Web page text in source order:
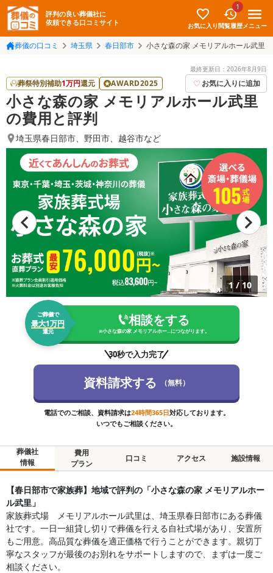
評判の良い葬儀社に
依頼できる口コミサイト
お気に入り
1
閲覧履歴メニュー
葬儀の口コミ 埼玉県 春日部市 小さな森の家 メモリアルホール武里
最終更新日： 2026年8月9日
葬祭特別補助1万円還元 AWARD2025 お気に入りに追加
小さな森の家 メモリアルホール武里
の費用と評判
埼玉県春日部市、 野田市、 越谷市など
1/10
ご葬儀で
最大1万円
還元
相談をする
※小さな森の家 メモリアルホー...につながります。
30秒で入力完了
資料請求する （無料）
電話でのご相談、資料請求は24時間365日対応しております。
いつでもご相談ください。
葬儀社
情報
費用
プラン
口コミ アクセス 施設情報
【春日部市で家族葬】地域で評判の「小さな森の家 メモリアルホー
ル武里」
家族葬式場 メモリアルホール武里は、埼玉県春日部市にある葬儀
社です。一日一組貸し切りで葬儀を行える自社式場があり、安置所
もご用意。高品質な葬儀を適正価格で行うことができます。親切丁
寧なスタッフが最後のお別れをサポートしますので、まずは一度ご
相談ください。